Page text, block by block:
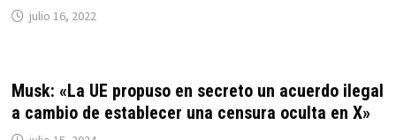
julio 16, 2022
Musk: «La UE propuso en secreto un acuerdo ilegal
a cambio de establecer una censura oculta en X»